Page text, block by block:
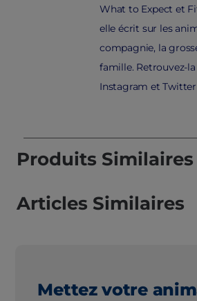
What to Expect et
elle écrit sur les
compagnie, la
famille. Retrouvez-
Instagram et
Produits Similaires
Articles Similaires
Mettez votre